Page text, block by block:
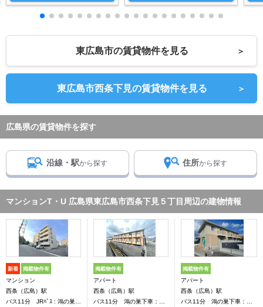
東広島市の賃貸物件を見る ＞
東広島市西条下見の賃貸物件を見る ＞
広島県の賃貸物件を探す
沿線・駅から探す 住所から探す
マンションT・U 広島県東広島市西条下見５丁目周辺の建物情報
新着 掲載物件有
マンション
西条（広島）駅
バス11分 JRﾊﾞｽ : 鴻の巣下車：停歩11分
掲載物件有
アパート
西条（広島）駅
バス11分 鴻の巣下車：停歩7分
掲載物件有
アパート
西条（広島）駅
バス11分 鴻の巣下車：停歩3分